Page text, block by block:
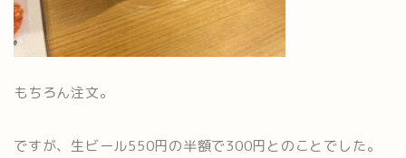
もちろん注文。
ですが、生ビール550円の半額で300円とのことでした。